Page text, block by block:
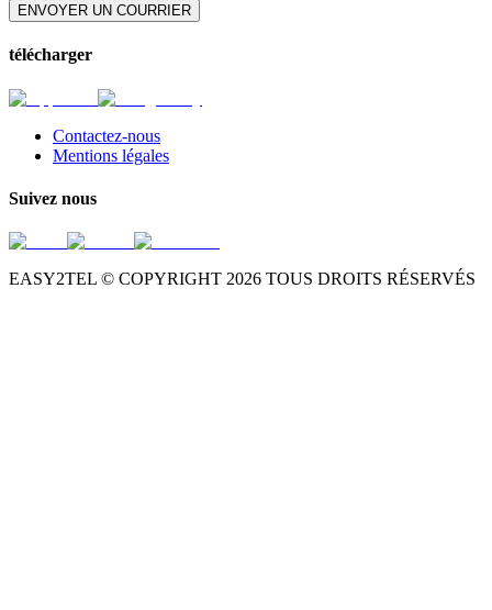
ENVOYER UN COURRIER
télécharger
Contactez-nous
Mentions légales
Suivez nous
EASY2TEL © COPYRIGHT 2026 TOUS DROITS RÉSERVÉS